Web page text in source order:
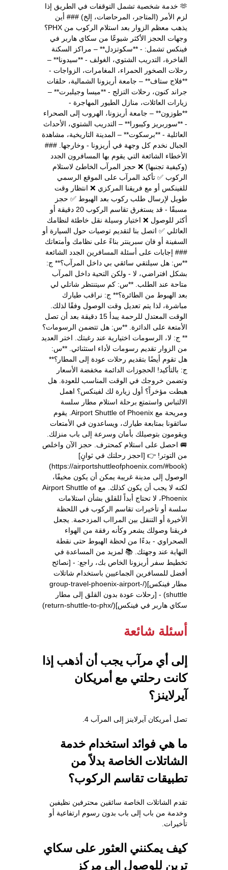
🫶 خدمة شخصية تشمل التوقفات في الطريق إذا
لزم الأمر (المتاجر، المرحاضات، إلخ) ### أين
يذهب معظم الزوار بعد استلام الركوب من PHX؟
وجهات الحجز الأكثر شيوعًا من سكاي هاربر في
فينكس تشمل: - **سكوتزدل** – مراكز السكنة
الفاخرة، التدريب الشتوي، الغولف - **سيدونا** –
رحلات الصخور الحمراء، المغامرات، الزواجات -
**فلاج ستاف** – جامعة أريزونا الشمالية، حلقات
جراند كنون، رحلات التزلج - **ميسا وجيلبرت** –
زيارات العائلات، منازل الطيور المهاجرة -
**طوزون** – جامعة أريزونا، الهروب إلى الصحراء
- **سوربريز وكيبورا** – التدريب الشتوي، الأحداث
العائلية - **برسكوت** – المدينة التاريخية، مشاهدة
الجبال نخدم كل وجهة في أريزونا - وخارجها. ###
الأخطاء الشائعة التي يقوم بها المسافرون الجدد
(وكيفية تجنبها) ❌ حجز المرآب الخاطئ لاستلام
الركوب ✅ تأكيد المرآب على الموقع الرسمي
للفينكس أو مع فريقنا المركزي ❌ انتظار وقت
طويل لإرسال طلب ركوب بعد الهبوط ✅ حجز
مسبقًا - قد يستغرق تقاسم الركوب 20 دقيقة أو
أكثر للوصول ❌ اختيار وسيلة نقل خاطئة لنظامك
العائلي ✅ اتصل بنا لتقديم توصيات حول السيارة أو
السفينة أو فان سبرينتر بناءً على نظامك وأمتعاتك
### إجابات على أسئلة المسافرين الجدد الشائعة
**س: هل سيلتقي سائقي بي داخل المرآب؟** ج:
بشكل افتراضي، لا - ولكن التحية داخل المرآب
متاحة عند الطلب. **س: كم سيتنتظر شاتلي لي
بعد الهبوط من الطائرة؟** ج: نراقب طيارك
مباشرة، لذا يتم تعديل وقت الوصول وفقًا لذلك.
الوقت المعتدل للرحمة يبدأ 15 دقيقة بعد أن تصل
الأمتعة على الدائرة. **س: هل تتضمن الرسومات؟
** ج: لا، الرسومات اختيارية عند رغبتك. اختر العديد
من الزوار تقديم رسومات لأداء استثنائي. **س:
هل تقوم أيضًا بتقديم رحلات عودة إلى المطار؟**
ج: بالتأكيد! الحجوزات الدائمة مخفضة الأسعار
وتضمن خروجك في الوقت المناسب للعودة. هل
هبطت مؤخراً؟ أول زيارة لك لفينكس؟ اهمل
الالتباس واستمتع برحلة استلام مطار سلسة
ومريحة مع Airport Shuttle of Phoenix. يقوم
سائقونا بمتابعة طيارك، ويساعدون في الأمتعات
ويقومون بتوصيلك بأمان وسرعة إلى باب منزلك.
🚐 احصل على استلام كمحترف. حجز الآن واخلص
من التوتر! 👉 [احجز رحلتك في ثوانٍ]
(https://airportshuttleofphoenix.com/#book)
الوصول إلى مدينة غريبة يمكن أن يكون مخيفًا،
لكنه لا يجب أن يكون كذلك. مع Airport Shuttle of
Phoenix، لا تحتاج أبداً للقلق بشأن استلامات
سلسة أو تأخيرات تقاسم الركوب في اللحظة
الأخيرة أو التنقل بين المرااب المزدحمة. يجعل
فريقنا وصولك يشعر وكأنه رفقة من الهواء
الصحراوي - بدءًا من لحظة الهبوط حتى نقطة
النهاية عند وجهتك. 📚 لمزيد من المساعدة في
تخطيط سفر أريزونا الخاص بك، راجع: - [نصائح
أفضل للمسافرين الجماعيين باستخدام شاتلات
مطار فينكس](/group-travel-phoenix-airport-
shuttle) - [رحلات عودة بدون القلق إلى مطار
سكاي هاربر في فينكس](/return-shuttle-to-phx)
أسئلة شائعة
إلى أي مرآب يجب أن أذهب إذا
كانت رحلتي مع أمريكان
آيرلاينز؟
تصل أمريكان آيرلاينز إلى المرآب 4.
ما هي فوائد استخدام خدمة
الشاتلات الخاصة بدلاً من
تطبيقات تقاسم الركوب؟
تقدم الشاتلات الخاصة سائقين محترفين نظيفين
وخدمة من باب إلى باب بدون رسوم ارتفاعية أو
تأخيرات.
كيف يمكنني العثور على سكاي
ترين للوصول إلى مركز